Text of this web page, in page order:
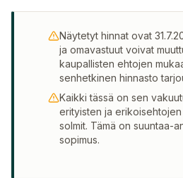
Näytetyt hinnat ovat
ja omavastuut voivat
kaupallisten ehtojen
senhetkinen hinnasto
Kaikki tässä on sen
erityisten ja
solmit. Tämä on suuntaa-
sopimus.